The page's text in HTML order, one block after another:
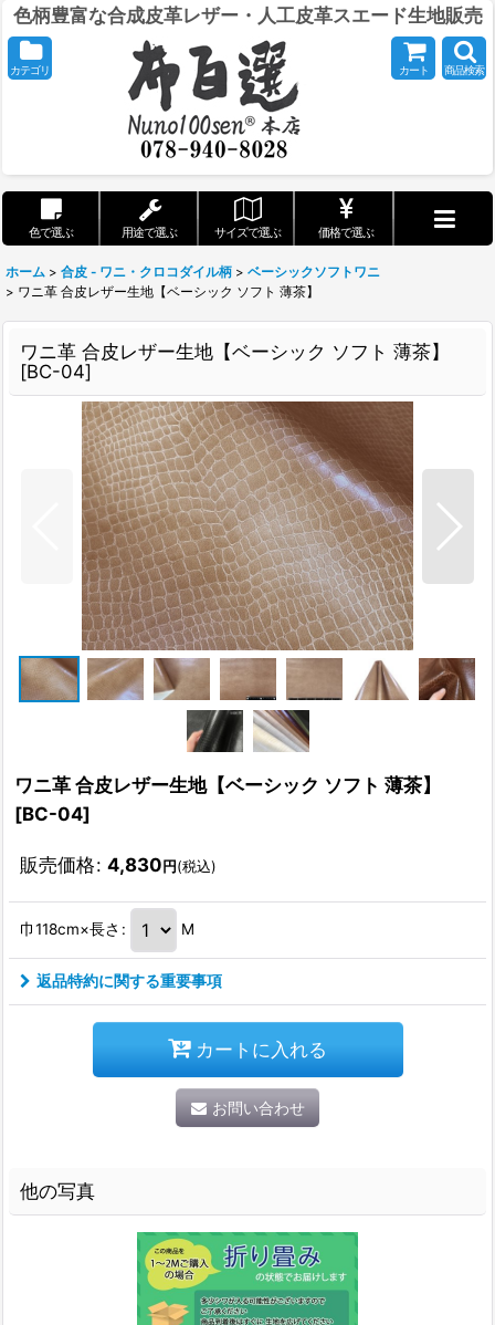
色柄豊富な合成皮革レザー・人工皮革スエード生地販売
カテゴリ カート 商品検索
色で選ぶ 用途で選ぶ サイズで選ぶ 価格で選ぶ
ホーム > 合皮 - ワニ・クロコダイル柄 > ベーシックソフトワニ
> ワニ革 合皮レザー生地【ベーシック ソフト 薄茶】
ワニ革 合皮レザー生地【ベーシック ソフト 薄茶】
[BC-04]
ワニ革 合皮レザー生地【ベーシック ソフト 薄茶】
[BC-04]
販売価格: 4,830円(税込)
巾118cm×長さ : M
返品特約に関する重要事項
カートに入れる
お問い合わせ
他の写真